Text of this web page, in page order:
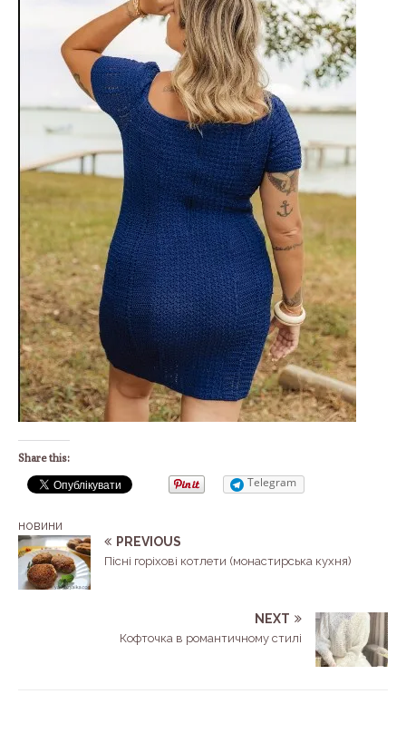
Share this:
Telegram
новини
PREVIOUS
Пісні горіхові котлети (монастирська кухня)
NEXT
Кофточка в романтичному стилі